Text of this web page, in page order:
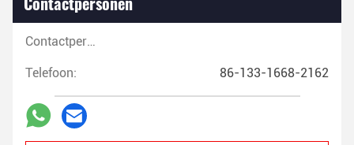
Contactpersonen:
Telefoon: 86-133-1668-2162